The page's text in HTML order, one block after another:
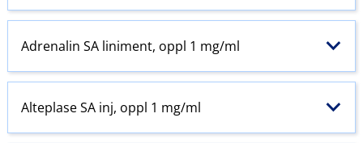
Adrenalin SA liniment, oppl 1 mg/ml
Alteplase SA inj, oppl 1 mg/ml